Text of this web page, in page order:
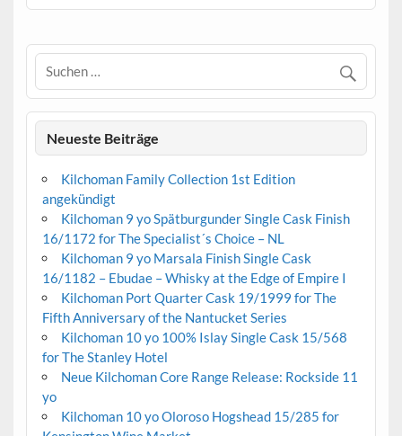
Neueste Beiträge
Kilchoman Family Collection 1st Edition
angekündigt
Kilchoman 9 yo Spätburgunder Single Cask Finish
16/1172 for The Specialist´s Choice – NL
Kilchoman 9 yo Marsala Finish Single Cask
16/1182 – Ebudae – Whisky at the Edge of Empire I
Kilchoman Port Quarter Cask 19/1999 for The
Fifth Anniversary of the Nantucket Series
Kilchoman 10 yo 100% Islay Single Cask 15/568
for The Stanley Hotel
Neue Kilchoman Core Range Release: Rockside 11
yo
Kilchoman 10 yo Oloroso Hogshead 15/285 for